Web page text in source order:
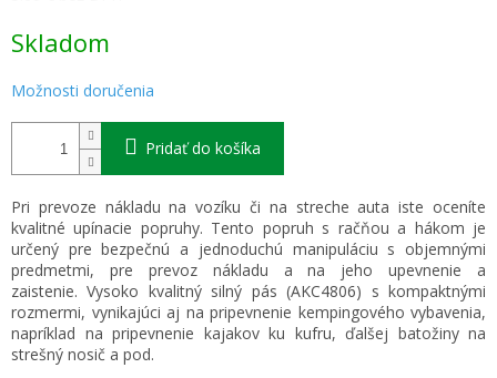
cena:
Skladom
Možnosti doručenia
Pridať do košíka
Pri prevoze nákladu na vozíku či na streche auta iste oceníte
kvalitné upínacie popruhy. Tento popruh s račňou a hákom je
určený pre bezpečnú a jednoduchú manipuláciu s objemnými
predmetmi, pre prevoz nákladu a na jeho upevnenie a
zaistenie. Vysoko kvalitný silný pás (AKC4806) s kompaktnými
rozmermi, vynikajúci aj na pripevnenie kempingového vybavenia,
napríklad na pripevnenie kajakov ku kufru, ďalšej batožiny na
strešný nosič a pod.